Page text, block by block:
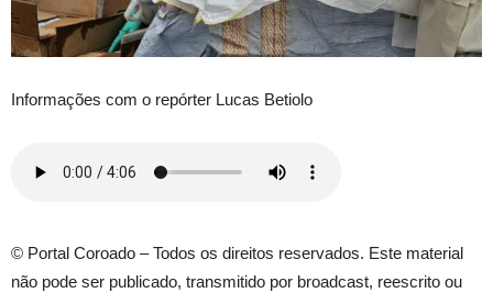
Informações com o repórter Lucas Betiolo
© Portal Coroado – Todos os direitos reservados. Este material
não pode ser publicado, transmitido por broadcast, reescrito ou